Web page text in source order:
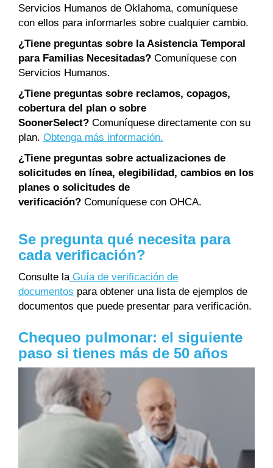
Servicios Humanos de Oklahoma, comuníquese
con ellos para informarles sobre cualquier cambio.
¿Tiene preguntas sobre la Asistencia Temporal
para Familias Necesitadas? Comuníquese con
Servicios Humanos.
¿Tiene preguntas sobre reclamos, copagos,
cobertura del plan o sobre
SoonerSelect? Comuníquese directamente con su
plan. Obtenga más información.
¿Tiene preguntas sobre actualizaciones de
solicitudes en línea, elegibilidad, cambios en los
planes o solicitudes de
verificación? Comuníquese con OHCA.
Se pregunta qué necesita para
cada verificación?
Consulte la Guía de verificación de
documentos para obtener una lista de ejemplos de
documentos que puede presentar para verificación.
Chequeo pulmonar: el siguiente
paso si tienes más de 50 años